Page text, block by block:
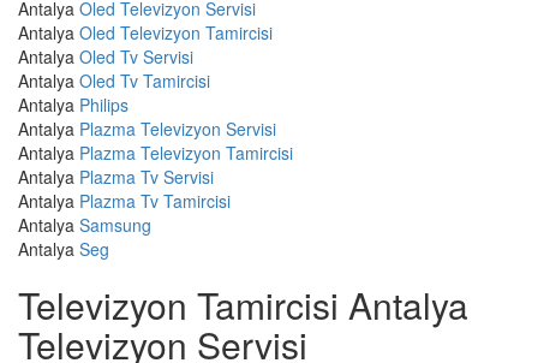
Antalya Oled Televizyon Servisi
Antalya Oled Televizyon Tamircisi
Antalya Oled Tv Servisi
Antalya Oled Tv Tamircisi
Antalya Philips
Antalya Plazma Televizyon Servisi
Antalya Plazma Televizyon Tamircisi
Antalya Plazma Tv Servisi
Antalya Plazma Tv Tamircisi
Antalya Samsung
Antalya Seg
Televizyon Tamircisi Antalya
Televizyon Servisi